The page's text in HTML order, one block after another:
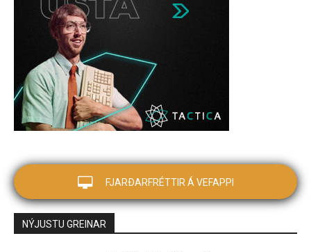
FJARÐARFRÉTTIR Á VEFAPPI
NÝJUSTU GREINAR